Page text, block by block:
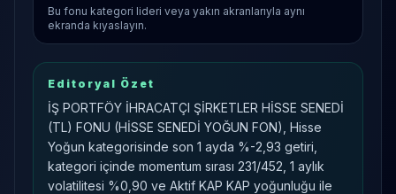
Bu fonu kategori lideri veya yakın akranlarıyla aynı
ekranda kıyaslayın.
Editoryal Özet
İŞ PORTFÖY İHRACATÇI ŞİRKETLER HİSSE SENEDİ
(TL) FONU (HİSSE SENEDİ YOĞUN FON), Hisse
Yoğun kategorisinde son 1 ayda %-2,93 getiri,
kategori içinde momentum sırası 231/452, 1 aylık
volatilitesi %0,90 ve Aktif KAP KAP yoğunluğu ile